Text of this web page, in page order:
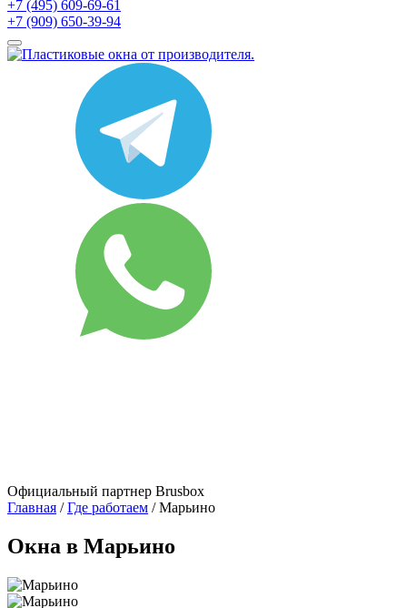
+7 (495) 609-69-61
+7 (909) 650-39-94
Официальный партнер Brusbox
Главная /Где работаем /Марьино
Окна в Марьино